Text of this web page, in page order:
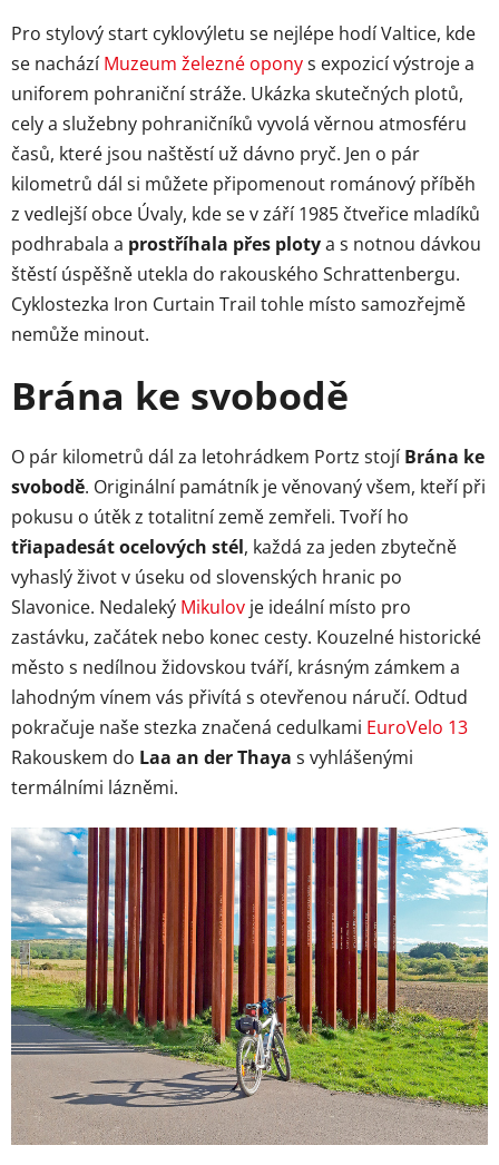
Pro stylový start cyklovýletu se nejlépe hodí Valtice, kde
se nacházíMuzeum železné oponys expozicí výstroje a
uniforem pohraniční stráže. Ukázka skutečných plotů,
cely a služebny pohraničníků vyvolá věrnou atmosféru
časů, které jsou naštěstí už dávno pryč. Jen o pár
kilometrů dál si můžete připomenout románový příběh
z vedlejší obce Úvaly, kde se v září 1985 čtveřice mladíků
podhrabala a prostříhala přes plotya s notnou dávkou
štěstí úspěšně utekla do rakouského Schrattenbergu.
Cyklostezka Iron Curtain Trail tohle místo samozřejmě
nemůže minout.
Brána ke svobodě
O pár kilometrů dál za letohrádkem Portz stojíBrána ke
svobodě. Originální památník je věnovaný všem, kteří při
pokusu o útěk z totalitní země zemřeli. Tvoří ho
třiapadesát ocelových stél, každá za jeden zbytečně
vyhaslý život v úseku od slovenských hranic po
Slavonice. Nedaleký Mikulov je ideální místo pro
zastávku, začátek nebo konec cesty. Kouzelné historické
město s nedílnou židovskou tváří, krásným zámkem a
lahodným vínem vás přivítá s otevřenou náručí. Odtud
pokračuje naše stezka značená cedulkami EuroVelo 13
Rakouskem do Laa an der Thaya s vyhlášenými
termálními lázněmi.